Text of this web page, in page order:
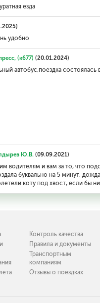
езда
удобно
(к677) (20.01.2024)
автобус,поездка состоялась
Ю.В.(09.09.2021)
водителям и вам за то, что
буквально на 5 минут,
коту под хвост, если бы
Контроль качества
Правила и документы
Транспортным
компаниям
Отзывы о поездках